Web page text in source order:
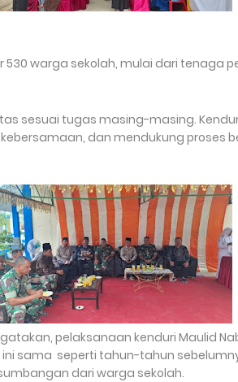
530 warga sekolah, mulai dari tenaga
sesuai tugas masing-masing.
dan mendukung proses
pelaksanaan kenduri Maulid
sama seperti tahun-tahun
dari warga sekolah.